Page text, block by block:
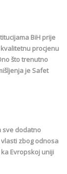
BiH prije
procjenu
što trenutno
je Safet
sve dodatno
zbog odnosa
Evropskoj uniji